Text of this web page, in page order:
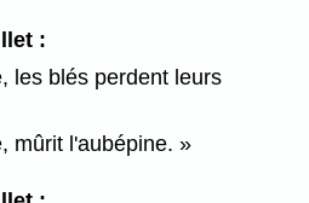
:
les blés perdent leurs
mûrit l'aubépine.